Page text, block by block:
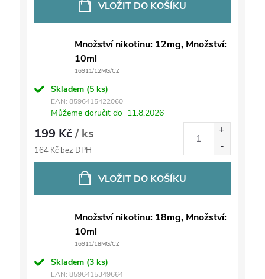
VLOŽIT DO KOŠÍKU
Množství nikotinu: 12mg, Množství:
10ml
16911/12MG/CZ
Skladem (5 ks)
EAN: 8596415422060
Můžeme doručit do 11.8.2026
199 Kč/ ks
164 Kč bez DPH
VLOŽIT DO KOŠÍKU
Množství nikotinu: 18mg, Množství:
10ml
16911/18MG/CZ
Skladem (3 ks)
EAN: 8596415349664